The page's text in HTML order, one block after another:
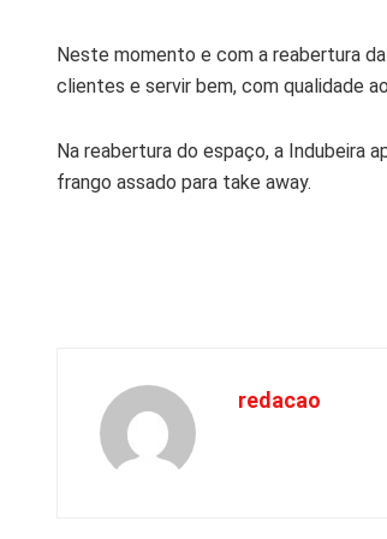
Neste momento e com a reabertura
clientes e servir bem, com qualidade
Na reabertura do espaço, a Indubeira
frango assado para take away.
redacao